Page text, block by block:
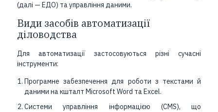
(далі — ЕДО) та управління даними.
Види засобів автоматизації
діловодства
Для автоматизації застосовуються різні сучасні
інструменти:
Програмне забезпечення для роботи з текстами й
даними на кшталт Microsoft Word та Excel.
Системи управління інформацією (CMS), що